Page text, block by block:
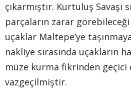
çıkarmıştır. Kurtuluş Savaşı
parçaların zarar
uçaklar Maltepe’ye
nakliye sırasında uçakların
müze kurma fikrinden geçici
vazgeçilmiştir.